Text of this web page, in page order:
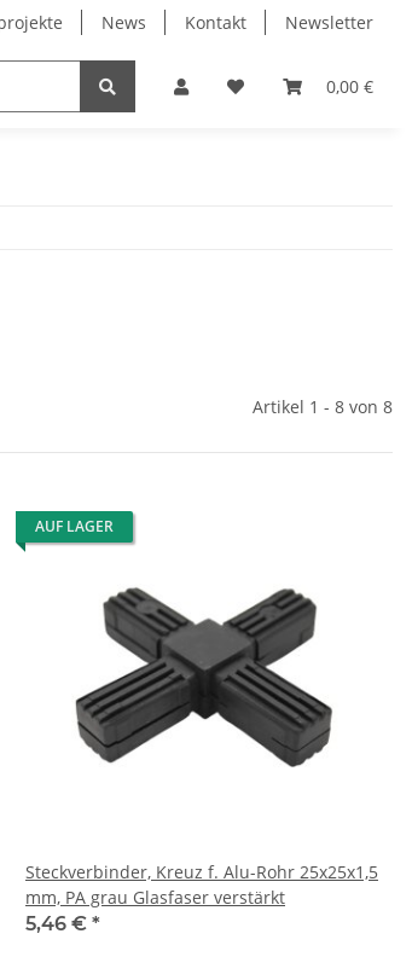
News Kontakt Newsletter
0,00 €
Lagertechnik Lineartechnik
Artikel 1 - 8 von 8
AUF LAGER
Steckverbinder, Kreuz f. Alu-Rohr 25x25x1,5
mm, PA grau Glasfaser verstärkt
5,46 € *